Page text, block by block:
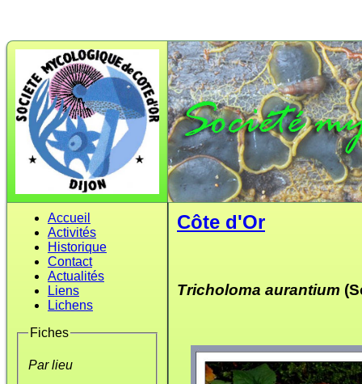
Accueil
Activités
Historique
Contact
Actualités
Liens
Lichens
Fiches
Par lieu
Côte d'Or
Tricholoma aurantium